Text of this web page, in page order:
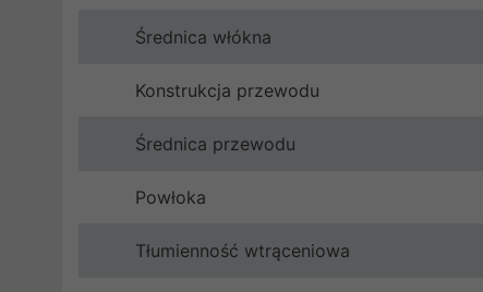
Średnica włókna
Konstrukcja przewodu
Średnica przewodu
Powłoka
Tłumienność wtrąceniowa